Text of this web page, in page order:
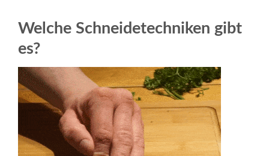
Welche Schneidetechniken gibt
es?